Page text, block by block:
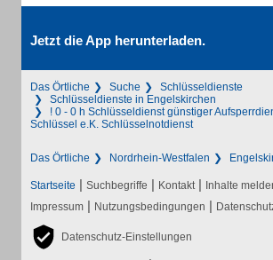
Jetzt die App herunterladen.
Das Örtliche Suche
Schlüsseldienste
Schlüsseldienste in Engelskirchen
! 0 - 0 h Schlüsseldienst günstiger
Schlüssel e.K. Schlüsselnotdienst
Das Örtliche Nordrhein-Westfalen
Startseite | Suchbegriffe | Kontakt | Inhalte
Impressum | Nutzungsbedingungen |
Datenschutz-Einstellungen